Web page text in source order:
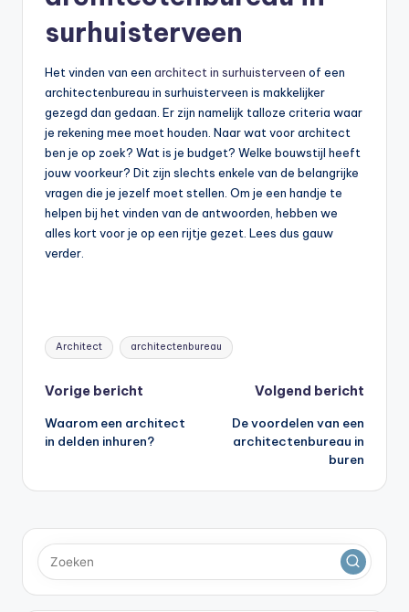
surhuisterveen
Het vinden van een architect in surhuisterveen of een
architectenbureau in surhuisterveen is makkelijker
gezegd dan gedaan. Er zijn namelijk talloze criteria waar
je rekening mee moet houden. Naar wat voor architect
ben je op zoek? Wat is je budget? Welke bouwstijl heeft
jouw voorkeur? Dit zijn slechts enkele van de belangrijke
vragen die je jezelf moet stellen. Om je een handje te
helpen bij het vinden van de antwoorden, hebben we
alles kort voor je op een rijtje gezet. Lees dus gauw
verder.
Tags:
Architect architectenbureau
Bericht
navigatie
Vorige bericht
Waarom een architect
in delden inhuren?
Volgend bericht
De voordelen van een
architectenbureau in
buren